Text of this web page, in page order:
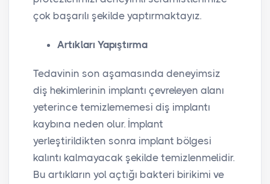
çok başarılı şekilde yaptırmaktayız.
Artıkları Yapıştırma
Tedavinin son aşamasında deneyimsiz
diş hekimlerinin implantı çevreleyen alanı
yeterince temizlememesi diş implantı
kaybına neden olur. İmplant
yerleştirildikten sonra implant bölgesi
kalıntı kalmayacak şekilde temizlenmelidir.
Bu artıkların yol açtığı bakteri birikimi ve